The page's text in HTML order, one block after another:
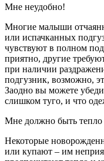
Мне неудобно!
Многие малыши
или испачканных
чувствуют в полном
приятно, другие
при наличии
подгузник, возможно,
Заодно вы можете
слишком туго, и что
Мне должно быть тепло
Некоторые
или купают – им